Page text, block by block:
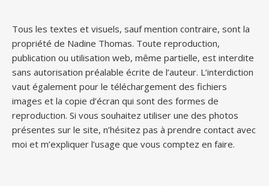
Tous les textes et visuels, sauf mention contraire, sont la
propriété de Nadine Thomas. Toute reproduction,
publication ou utilisation web, même partielle, est interdite
sans autorisation préalable écrite de l’auteur. L’interdiction
vaut également pour le téléchargement des fichiers
images et la copie d’écran qui sont des formes de
reproduction. Si vous souhaitez utiliser une des photos
présentes sur le site, n’hésitez pas à prendre contact avec
moi et m’expliquer l’usage que vous comptez en faire.